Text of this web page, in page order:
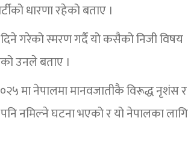
धारणा रहेको बताए ।
गरेको स्मरण गर्दै यो कसैको निजी विषय
उनले बताए ।
मा नेपालमा मानवजातीकै विरूद्ध नृशंस र
नमिल्ने घटना भएको र यो नेपालका लागि